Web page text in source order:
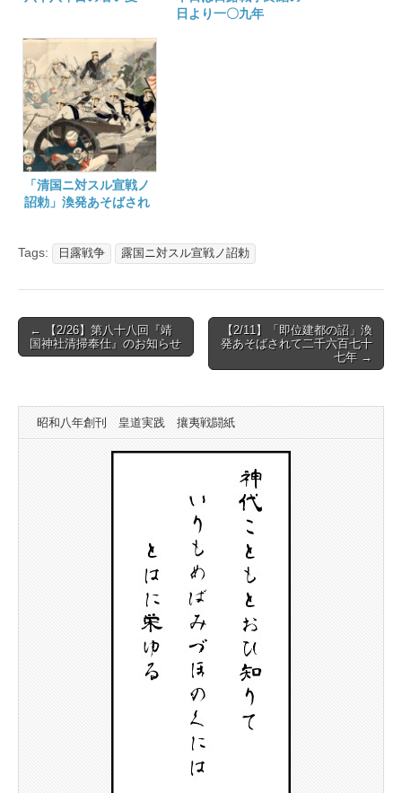
日より一〇九年
「清国ニ対スル宣戦ノ
詔勅」渙発あそばされ
Tags: 日露戦争 露国ニ対スル宣戦ノ詔勅
Post
navigation
← 【2/26】第八十八回『靖
国神社清掃奉仕』のお知らせ
【2/11】「即位建都の詔」渙
発あそばされて二千六百七十
七年 →
昭和八年創刊 皇道実践 攘夷戦闘紙